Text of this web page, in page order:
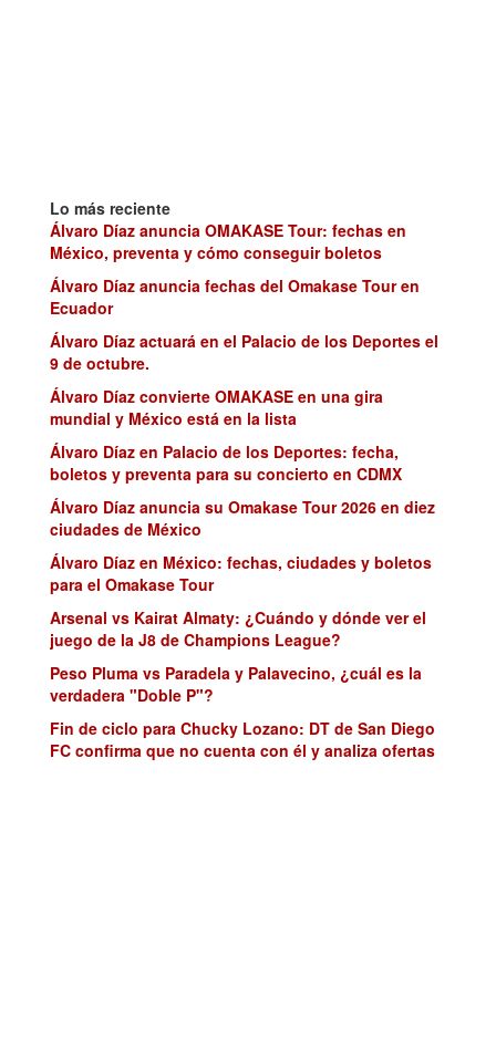
Lo más reciente
Álvaro Díaz anuncia OMAKASE Tour: fechas en
México, preventa y cómo conseguir boletos
Álvaro Díaz anuncia fechas del Omakase Tour en
Ecuador
Álvaro Díaz actuará en el Palacio de los Deportes el
9 de octubre.
Álvaro Díaz convierte OMAKASE en una gira
mundial y México está en la lista
Álvaro Díaz en Palacio de los Deportes: fecha,
boletos y preventa para su concierto en CDMX
Álvaro Díaz anuncia su Omakase Tour 2026 en diez
ciudades de México
Álvaro Díaz en México: fechas, ciudades y boletos
para el Omakase Tour
Arsenal vs Kairat Almaty: ¿Cuándo y dónde ver el
juego de la J8 de Champions League?
Peso Pluma vs Paradela y Palavecino, ¿cuál es la
verdadera "Doble P"?
Fin de ciclo para Chucky Lozano: DT de San Diego
FC confirma que no cuenta con él y analiza ofertas